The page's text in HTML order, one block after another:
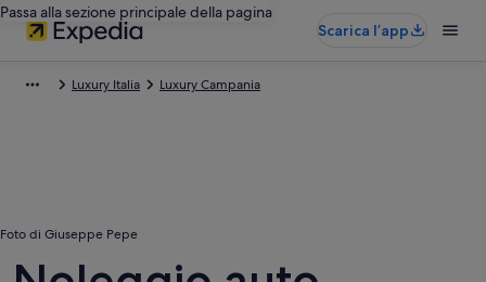
Passa alla sezione principale della pagina
Scarica l’app
Luxury Italia Luxury Campania
Foto di Giuseppe Pepe